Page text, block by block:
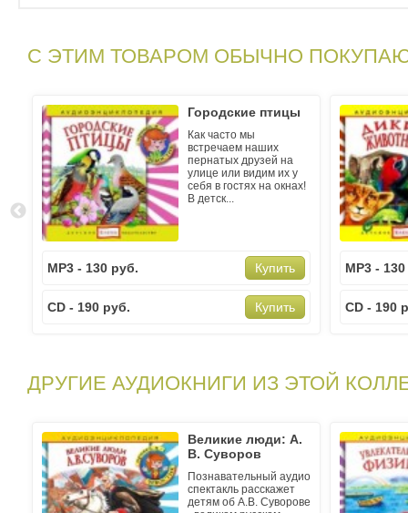
С ЭТИМ ТОВАРОМ ОБЫЧНО
Городские птицы
Как часто мы
встречаем наших
пернатых друзей на
улице или видим их у
себя в гостях на окнах!
В детск...
MP3 - 130 руб. Купить
CD - 190 руб. Купить
MP3 -
CD - 190
ДРУГИЕ АУДИОКНИГИ ИЗ ЭТОЙ
Великие люди: А.
В. Суворов
Познавательный аудио
спектакль расскажет
детям об А.В. Суворове